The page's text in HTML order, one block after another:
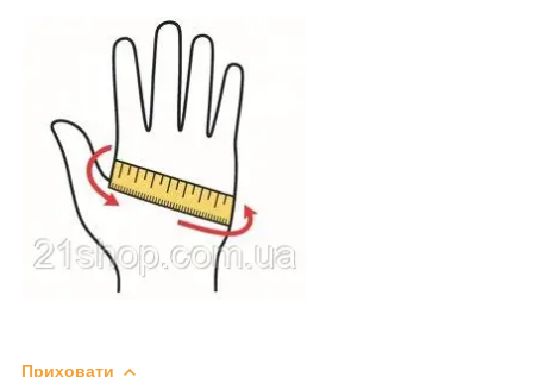
Приховати